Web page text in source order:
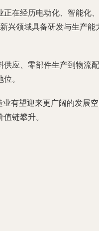
在经历电动化、智能化
领域具备研发与生产能
应、零部件生产到物流
。
有望迎来更广阔的发展
链攀升。